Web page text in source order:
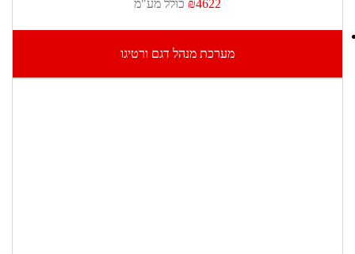
מערכת מנהל דגם ורטיגו
₪4622 כולל מע"מ